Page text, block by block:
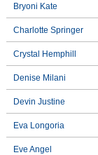
Bryoni Kate
Charlotte Springer
Crystal Hemphill
Denise Milani
Devin Justine
Eva Longoria
Eve Angel